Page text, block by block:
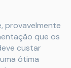
provavelmente
que os
custar
ótima